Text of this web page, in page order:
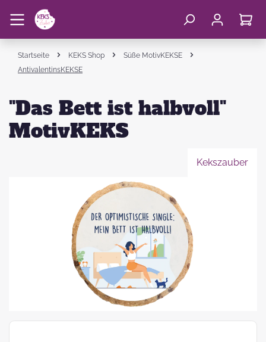
Startseite KEKS Shop
Süße MotivKEKSE
AntivalentinsKEKSE
"Das Bett ist halbvoll"
MotivKEKS
Kekszauber